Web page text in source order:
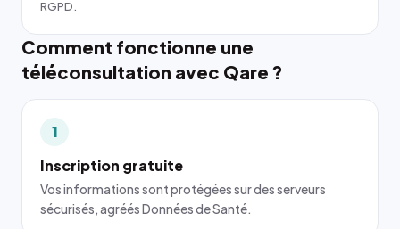
RGPD.
Comment fonctionne une
téléconsultation avec Qare ?
1
Inscription gratuite
Vos informations sont protégées sur des serveurs
sécurisés, agréés Données de Santé.